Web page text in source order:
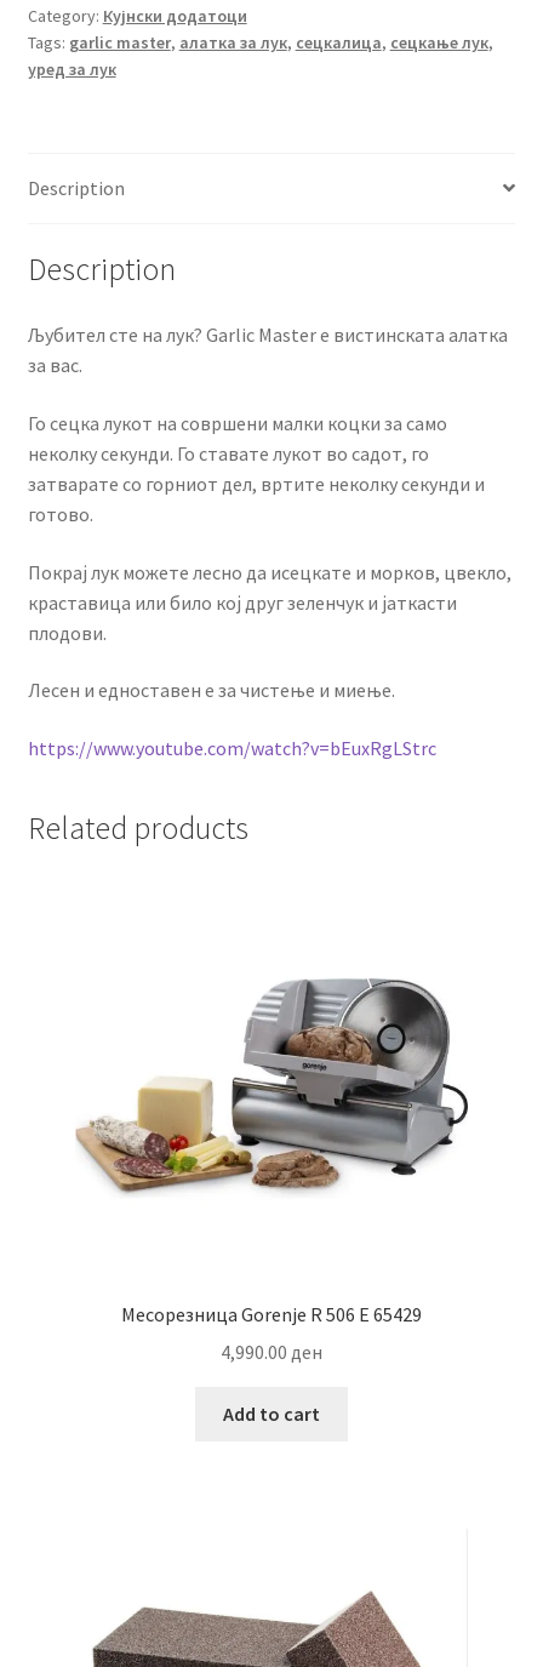
quantity
Category: Кујнски додатоци
Tags: garlic master, алатка за лук, сецкалица, сецкање лук,
уред за лук
Description
Description
Љубител сте на лук? Garlic Master е вистинската алатка
за вас.
Го сецка лукот на совршени малки коцки за само
неколку секунди. Го ставате лукот во садот, го
затварате со горниот дел, вртите неколку секунди и
готово.
Покрај лук можете лесно да исецкате и морков, цвекло,
краставица или било кој друг зеленчук и јаткасти
плодови.
Лесен и едноставен е за чистење и миење.
https://www.youtube.com/watch?v=bEuxRgLStrc
Related products
Месорезница Gorenje R 506 E 65429
4,990.00 ден
Add to cart